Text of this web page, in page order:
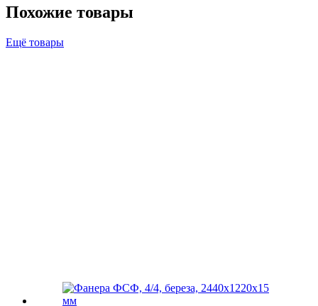
Похожие товары
Ещё товары